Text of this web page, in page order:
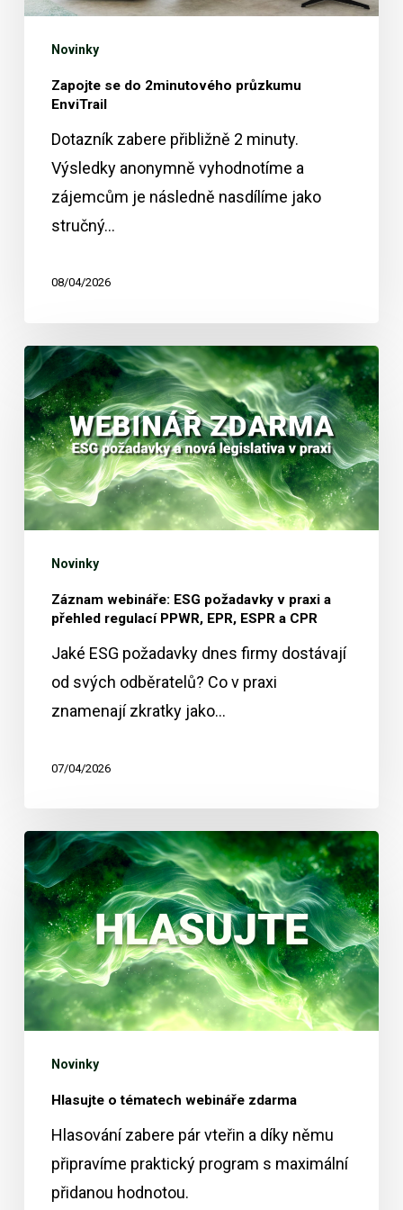
Novinky
Zapojte se do 2minutového průzkumu
EnviTrail
Dotazník zabere přibližně 2 minuty.
Výsledky anonymně vyhodnotíme a
zájemcům je následně nasdílíme jako
stručný…
08/04/2026
Záznam
webináře:
ESG
požadavky
v
praxi
a
přehled
regulací
PPWR,
ESPR
Novinky
Záznam webináře: ESG požadavky v praxi a
přehled regulací PPWR, EPR, ESPR a CPR
Jaké ESG požadavky dnes firmy dostávají
od svých odběratelů? Co v praxi
znamenají zkratky jako…
07/04/2026
Hlasujte
o
tématech
webináře
zdarma
Novinky
Hlasujte o tématech webináře zdarma
Hlasování zabere pár vteřin a díky němu
připravíme praktický program s maximální
přidanou hodnotou.